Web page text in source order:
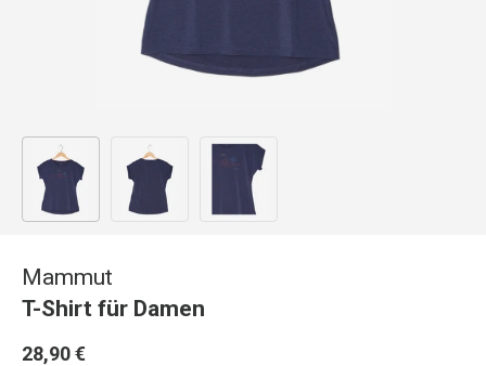
Bild 1 in Galerieansicht laden
Mammut
T-Shirt für Damen
28,90 €